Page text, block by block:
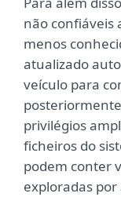
não confiáveis
menos
atualizado
veículo para
privilégios
ficheiros do
podem conter
exploradas por